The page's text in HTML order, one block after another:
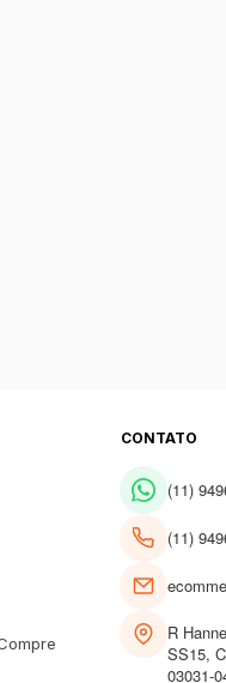
CONTATO
(11)
(11)
R
SS15,
03031-